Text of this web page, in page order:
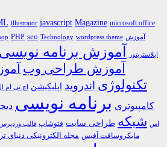
illustrator javascript Magazine microsoft office
PHP seo Technology wordpress theme آموزش
ایلاستریتور آموزش برنامه نویسی
آموزش طراحی وب
تکنولوژی اندروید اپلیکیشن اچ تی ام
کامپیوتری برنامه نویسی
اس شبکه طراحی سایت فتوشاپ قالب وردپرس
مایکروسافت آفیس مجله الکترونیکی دنیای